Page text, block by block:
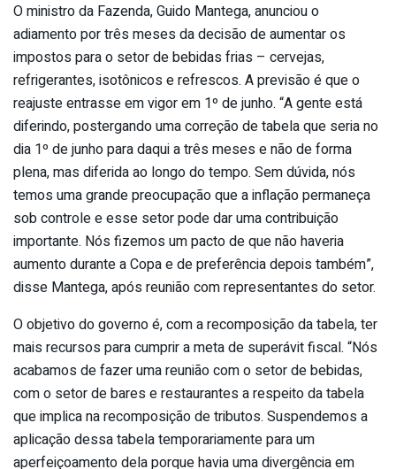
O ministro da Fazenda, Guido Mantega, anunciou o
adiamento por três meses da decisão de aumentar os
impostos para o setor de bebidas frias – cervejas,
refrigerantes, isotônicos e refrescos. A previsão é que o
reajuste entrasse em vigor em 1º de junho. “A gente está
diferindo, postergando uma correção de tabela que seria no
dia 1º de junho para daqui a três meses e não de forma
plena, mas diferida ao longo do tempo. Sem dúvida, nós
temos uma grande preocupação que a inflação permaneça
sob controle e esse setor pode dar uma contribuição
importante. Nós fizemos um pacto de que não haveria
aumento durante a Copa e de preferência depois também”,
disse Mantega, após reunião com representantes do setor.
O objetivo do governo é, com a recomposição da tabela, ter
mais recursos para cumprir a meta de superávit fiscal. “Nós
acabamos de fazer uma reunião com o setor de bebidas,
com o setor de bares e restaurantes a respeito da tabela
que implica na recomposição de tributos. Suspendemos a
aplicação dessa tabela temporariamente para um
aperfeiçoamento dela porque havia uma divergência em